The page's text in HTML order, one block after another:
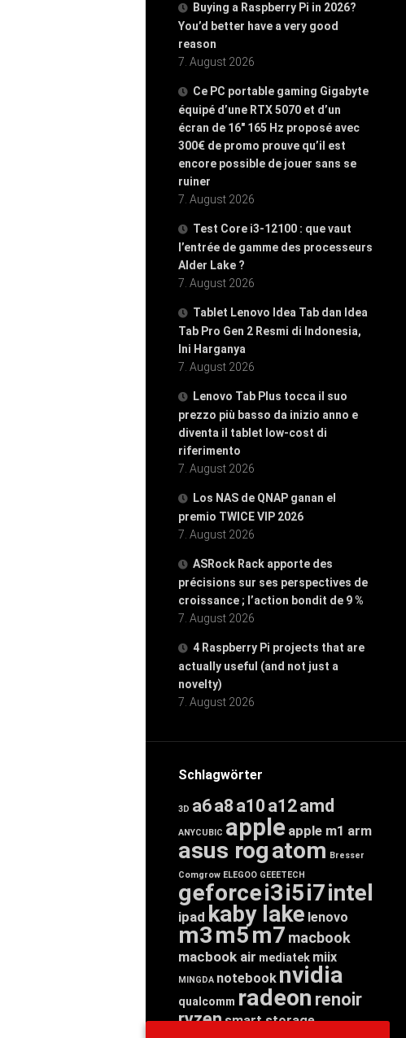
Buying a Raspberry Pi in 2026?
You’d better have a very good
reason
7. August 2026
Ce PC portable gaming Gigabyte
équipé d’une RTX 5070 et d’un
écran de 16″ 165 Hz proposé avec
300€ de promo prouve qu’il est
encore possible de jouer sans se
ruiner
7. August 2026
Test Core i3-12100 : que vaut
l’entrée de gamme des processeurs
Alder Lake ?
7. August 2026
Tablet Lenovo Idea Tab dan Idea
Tab Pro Gen 2 Resmi di Indonesia,
Ini Harganya
7. August 2026
Lenovo Tab Plus tocca il suo
prezzo più basso da inizio anno e
diventa il tablet low-cost di
riferimento
7. August 2026
Los NAS de QNAP ganan el
premio TWICE VIP 2026
7. August 2026
ASRock Rack apporte des
précisions sur ses perspectives de
croissance ; l’action bondit de 9 %
7. August 2026
4 Raspberry Pi projects that are
actually useful (and not just a
novelty)
7. August 2026
Schlagwörter
3D a6a8 a10 a12amd
ANYCUBIC apple apple m1 arm
asus rogatom Bresser
Comgrow ELEGOO GEEETECH
geforcei3i5i7intel
ipad kaby lake lenovo
m3m5m7 macbook
macbook air mediatek miix
MINGDA notebook nvidia
qualcomm radeon renoir
ryzensmart storage